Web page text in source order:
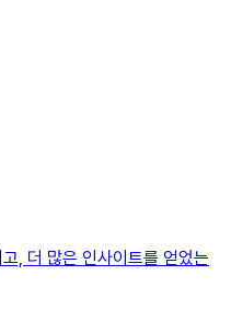
, 더 많은 인사이트를 얻었는